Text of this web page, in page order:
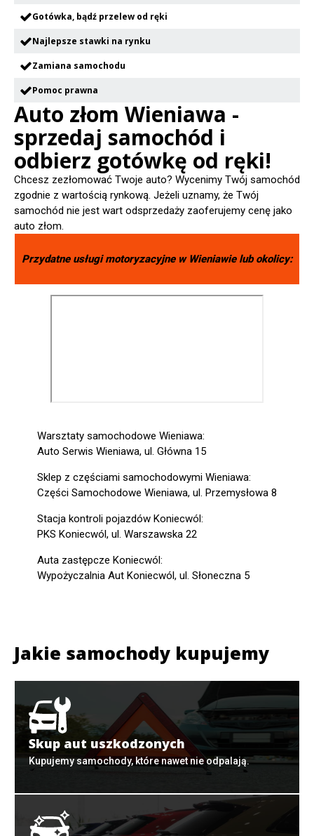
Gotówka, bądź przelew od ręki
Najlepsze stawki na rynku
Zamiana samochodu
Pomoc prawna
Auto złom Wieniawa -
sprzedaj samochód i
odbierz gotówkę od ręki!
Chcesz zezłomować Twoje auto? Wycenimy Twój samochód
zgodnie z wartością rynkową. Jeżeli uznamy, że Twój
samochód nie jest wart odsprzedaży zaoferujemy cenę jako
auto złom.
Przydatne usługi motoryzacyjne w Wieniawielub okolicy:
Warsztaty samochodowe Wieniawa:
Auto Serwis Wieniawa, ul. Główna 15
Sklep z częściami samochodowymi Wieniawa:
Części Samochodowe Wieniawa, ul. Przemysłowa 8
Stacja kontroli pojazdów Koniecwól:
PKS Koniecwól, ul. Warszawska 22
Auta zastępcze Koniecwól:
Wypożyczalnia Aut Koniecwól, ul. Słoneczna 5
Jakie samochody kupujemy
Skup aut uszkodzonych
Kupujemy samochody, które nawet nie odpalają.